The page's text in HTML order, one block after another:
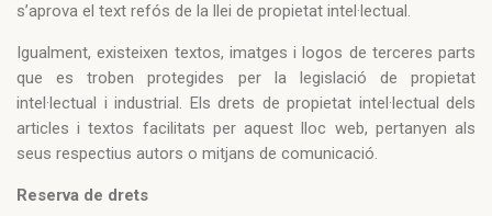
s’aprova el text refós de la llei de propietat intel·lectual.
Igualment, existeixen textos, imatges i logos de terceres parts
que es troben protegides per la legislació de propietat
intel·lectual i industrial. Els drets de propietat intel·lectual dels
articles i textos facilitats per aquest lloc web, pertanyen als
seus respectius autors o mitjans de comunicació.
Reserva de drets